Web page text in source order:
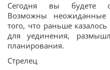
Сегодня вы будете
Возможны
того, что раньше
для уединения,
планирования.
Стрелец